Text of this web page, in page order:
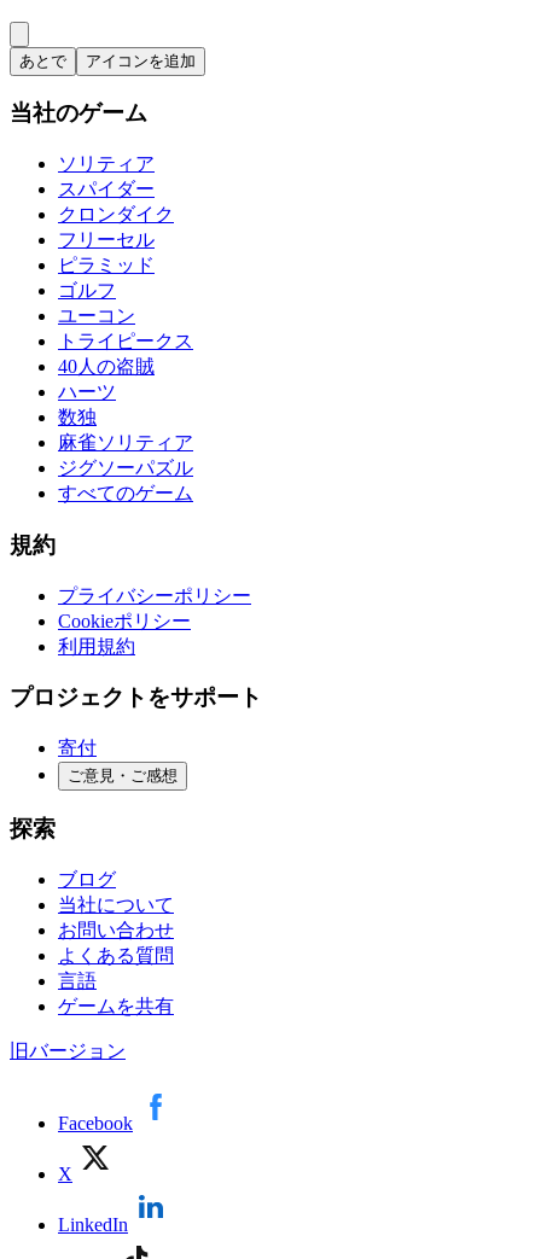
あとで アイコンを追加
当社のゲーム
ソリティア
スパイダー
クロンダイク
フリーセル
ピラミッド
ゴルフ
ユーコン
トライピークス
40人の盗賊
ハーツ
数独
麻雀ソリティア
ジグソーパズル
すべてのゲーム
規約
プライバシーポリシー
Cookieポリシー
利用規約
プロジェクトをサポート
寄付
ご意見・ご感想
探索
ブログ
当社について
お問い合わせ
よくある質問
言語
ゲームを共有
旧バージョン
Facebook
X
LinkedIn